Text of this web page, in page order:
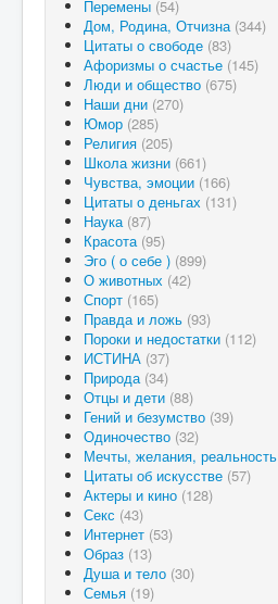
Перемены (54)
Дом, Родина, Отчизна (344)
Цитаты о свободе (83)
Афоризмы о счастье (145)
Люди и общество (675)
Наши дни (270)
Юмор (285)
Религия (205)
Школа жизни (661)
Чувства, эмоции (166)
Цитаты о деньгах (131)
Наука (87)
Красота (95)
Эго ( о себе ) (899)
О животных (42)
Спорт (165)
Правда и ложь (93)
Пороки и недостатки (112)
ИСТИНА (37)
Природа (34)
Отцы и дети (88)
Гений и безумство (39)
Одиночество (32)
Мечты, желания, реальность
Цитаты об искусстве (57)
Актеры и кино (128)
Секс (43)
Интернет (53)
Образ (13)
Душа и тело (30)
Семья (19)